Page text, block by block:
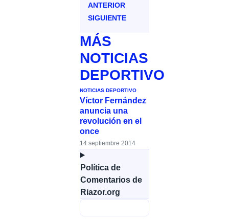
ANTERIOR
SIGUIENTE
MÁS
NOTICIAS
DEPORTIVO
NOTICIAS DEPORTIVO
Víctor Fernández
anuncia una
revolución en el
once
14 septiembre 2014
Política de
Comentarios de
Riazor.org